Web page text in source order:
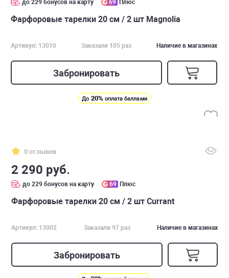
до 229 бонусов на карту 69 Плюс
Фарфоровые тарелки 20 см / 2 шт Magnolia
Артикул: 13010 Заказали 105 раз Наличие в магазинах
Забронировать
До 20% оплата баллами
0 отзывов
2 290 руб.
до 229 бонусов на карту 69 Плюс
Фарфоровые тарелки 20 см / 2 шт Currant
Артикул: 13002 Заказали 97 раз Наличие в магазинах
Забронировать